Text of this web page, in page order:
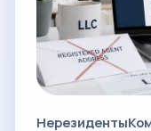
Нерезиденты